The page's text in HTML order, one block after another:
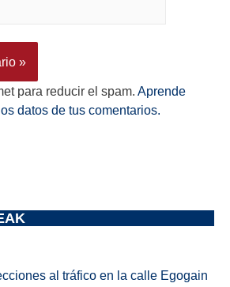
para reducir el spam. Aprende
datos de tus comentarios.
al tráfico en la calle Egogain